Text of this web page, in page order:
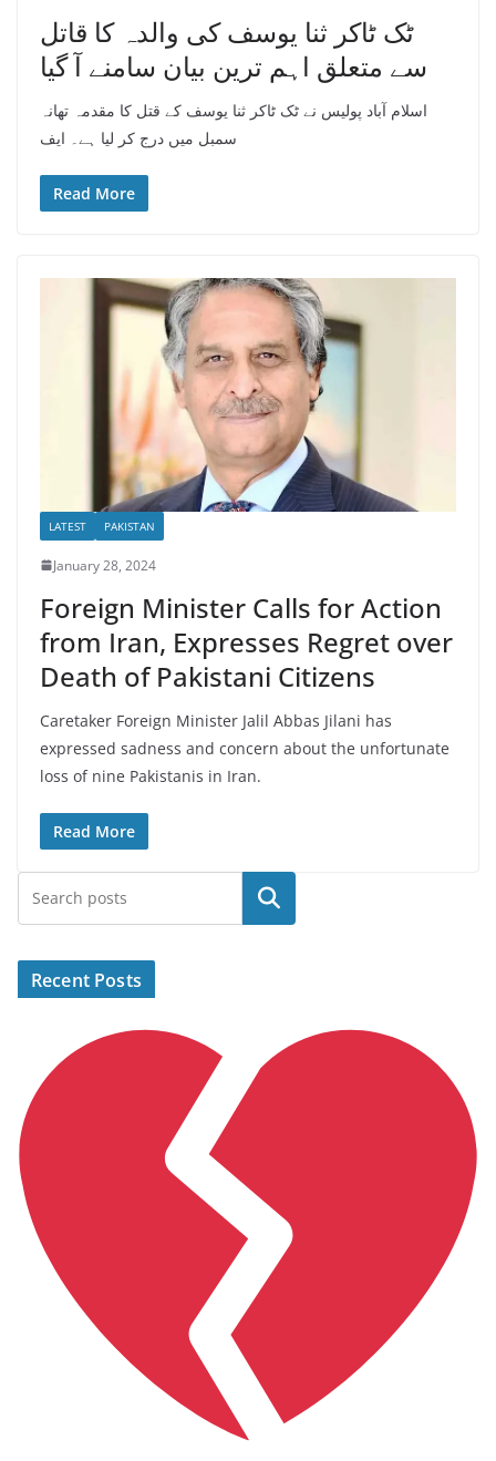
ٹک ٹاکر ثنا یوسف کی والدہ کا قاتل
سے متعلق اہم ترین بیان سامنے آ گیا
اسلام آباد پولیس نے ٹک ٹاکر ثنا یوسف کے قتل کا مقدمہ تھانہ
سمبل میں درج کر لیا ہے۔ ایف
Read More
LATEST PAKISTAN
January 28, 2024
Foreign Minister Calls for Action
from Iran, Expresses Regret over
Death of Pakistani Citizens
Caretaker Foreign Minister Jalil Abbas Jilani has
expressed sadness and concern about the unfortunate
loss of nine Pakistanis in Iran.
Read More
Search
Recent Posts